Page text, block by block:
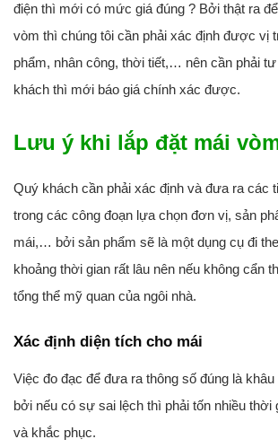
điện thì mới có mức giá đúng ? Bởi thật ra
vòm thì chúng tôi cần phải xác định được vị
phẩm, nhân công, thời tiết,… nên cần phải
khách thì mới báo giá chính xác được.
Lưu ý khi lắp đặt mái
Quý khách cần phải xác định và đưa ra các
trong các công đoạn lựa chọn đơn vị, sản
mái,… bởi sản phẩm sẽ là một dụng cụ đi
khoảng thời gian rất lâu nên nếu không cẩn
tổng thể mỹ quan của ngôi nhà.
Xác định diện tích cho mái
Việc đo đạc để đưa ra thông số đúng là khâu
bởi nếu có sự sai lệch thì phải tốn nhiều thời
và khắc phục.